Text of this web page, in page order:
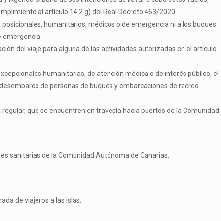
al artículo 14.2.g) del Real Decreto 463/2020.
humanitarios, médicos o de emergencia ni a los buques
del viaje para alguna de las actividades autorizadas en el artículo
humanitarias, de atención médica o de interés público, el
de personas de buques y embarcaciones de recreo
que se encuentren en travesía hacia puertos de la Comunidad
sanitarias de la Comunidad Autónoma de Canarias.
de viajeros a las islas.